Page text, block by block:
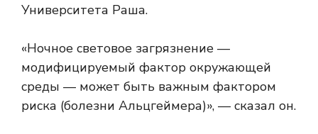
Университета Раша.
«Ночное световое загрязнение —
модифицируемый фактор окружающей
среды — может быть важным фактором
риска (болезни Альцгеймера)», — сказал он.